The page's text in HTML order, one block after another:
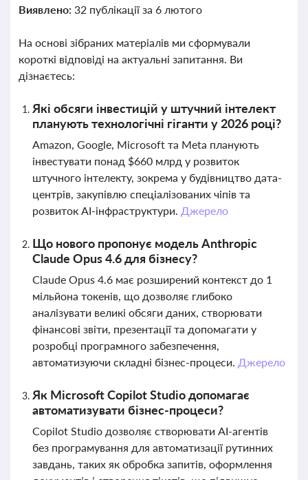
Виявлено: 32 публікації за 6 лютого
На основі зібраних матеріалів ми сформували
короткі відповіді на актуальні запитання. Ви
дізнаєтесь:
Які обсяги інвестицій у штучний інтелект
планують технологічні гіганти у 2026 році?
Amazon, Google, Microsoft та Meta планують
інвестувати понад $660 млрд у розвиток
штучного інтелекту, зокрема у будівництво дата-
центрів, закупівлю спеціалізованих чіпів та
розвиток AI-інфраструктури. Джерело
Що нового пропонує модель Anthropic
Claude Opus 4.6 для бізнесу?
Claude Opus 4.6 має розширений контекст до 1
мільйона токенів, що дозволяє глибоко
аналізувати великі обсяги даних, створювати
фінансові звіти, презентації та допомагати у
розробці програмного забезпечення,
автоматизуючи складні бізнес-процеси. Джерело
Як Microsoft Copilot Studio допомагає
автоматизувати бізнес-процеси?
Copilot Studio дозволяє створювати AI-агентів
без програмування для автоматизації рутинних
завдань, таких як обробка запитів, оформлення